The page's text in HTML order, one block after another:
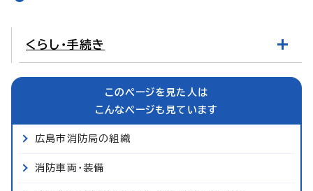
くらし・手続き
このページを見た人は
こんなページも見ています
広島市消防局の組織
消防車両・装備